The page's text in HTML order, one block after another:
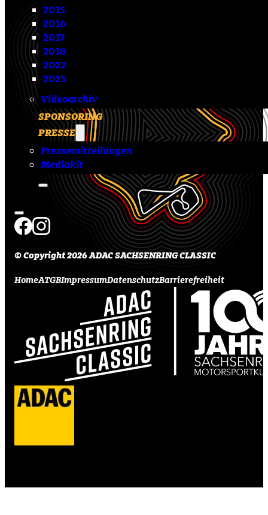
2015
2016
2017
2018
2022
2025
Videoarchiv
SPONSORING
PRESSE
Pressemitteilungen
Mediakit
© Copyright 2026 ADAC SACHSENRING CLASSIC
HomeATGBImpressumDatenschutzBarrierefreiheit